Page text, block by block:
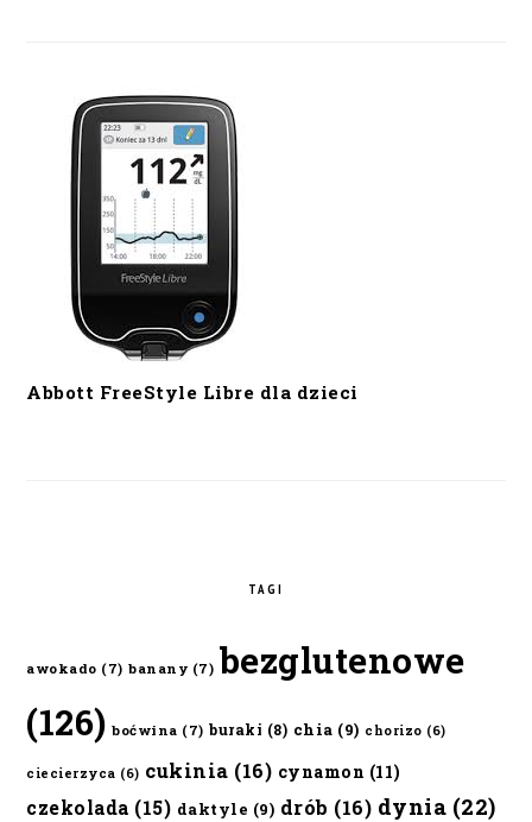
Abbott FreeStyle Libre dla dzieci
TAGI
awokado (7) banany (7) bezglutenowe
(126) boćwina (7) buraki (8) chia (9) chorizo (6)
ciecierzyca (6) cukinia (16) cynamon (11)
czekolada (15) daktyle (9) drób (16) dynia (22)